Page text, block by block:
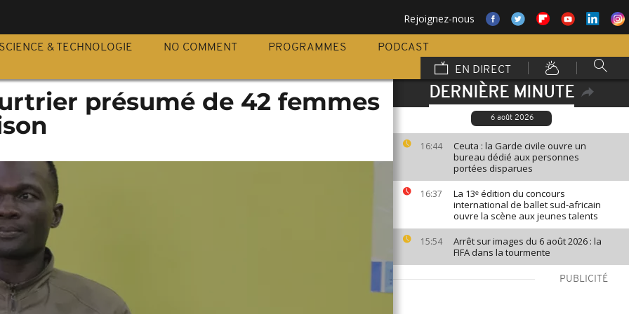
Rejoignez-nous
SCIENCE & TECHNOLOGIE NO COMMENT PROGRAMMES
PODCAST
EN DIRECT
DERNIÈRE MINUTE
6 août 2026
16:44
Ceuta : la Garde civile ouvre un
bureau dédié aux personnes
portées disparues
16:37
La 13ᵉ édition du concours
international de ballet sud-africain
ouvre la scène aux jeunes talents
15:54
Arrêt sur images du 6 août 2026 : la
FIFA dans la tourmente
PUBLICITÉ
présumé de 42 femmes